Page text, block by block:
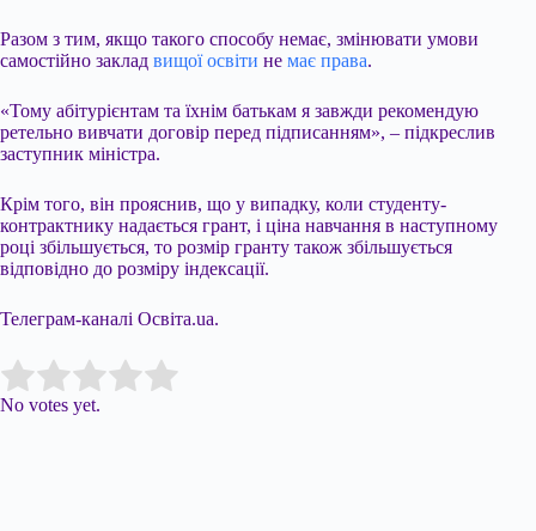
Разом з тим, якщо такого способу немає, змінювати умови
самостійно заклад вищої освіти не має права.
«Тому абітурієнтам та їхнім батькам я завжди рекомендую
ретельно вивчати договір перед підписанням», – підкреслив
заступник міністра.
Крім того, він прояснив, що у випадку, коли студенту-
контрактнику надається грант, і ціна навчання в наступному
році збільшується, то розмір гранту також збільшується
відповідно до розміру індексації.
Телеграм-каналі Освіта.ua.
Rate this item:
No votes yet.